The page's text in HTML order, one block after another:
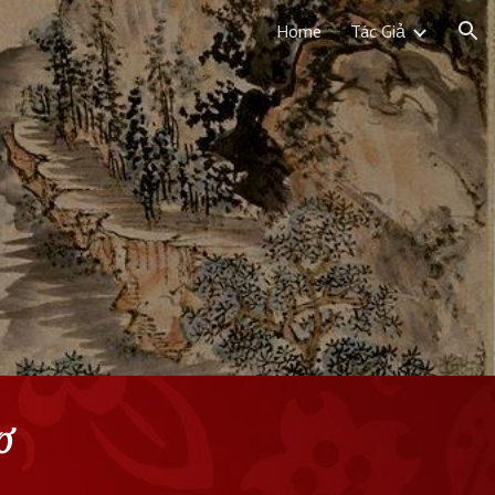
Home Tác Giả